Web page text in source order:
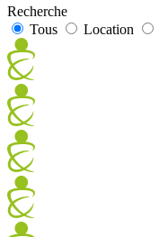
Recherche
Tous
Location